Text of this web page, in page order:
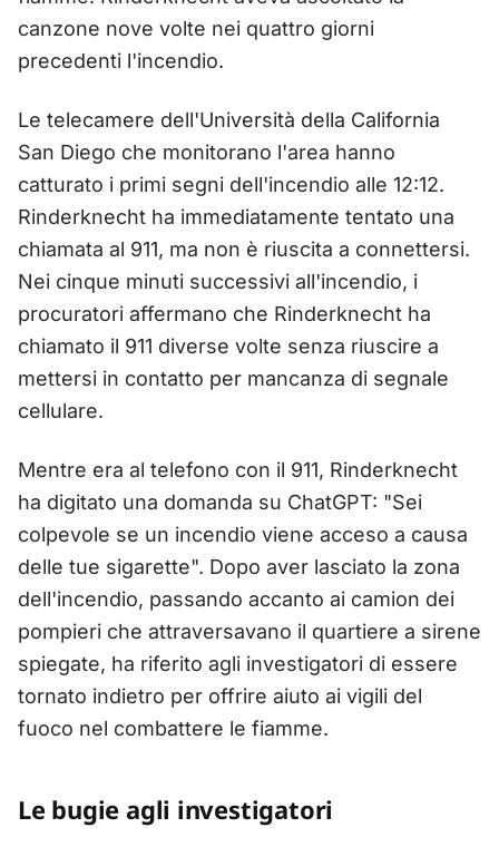
canzone nove volte nei quattro giorni
precedenti l'incendio.
Le telecamere dell'Università della California
San Diego che monitorano l'area hanno
catturato i primi segni dell'incendio alle 12:12.
Rinderknecht ha immediatamente tentato una
chiamata al 911, ma non è riuscita a connettersi.
Nei cinque minuti successivi all'incendio, i
procuratori affermano che Rinderknecht ha
chiamato il 911 diverse volte senza riuscire a
mettersi in contatto per mancanza di segnale
cellulare.
Mentre era al telefono con il 911, Rinderknecht
ha digitato una domanda su ChatGPT: "Sei
colpevole se un incendio viene acceso a causa
delle tue sigarette". Dopo aver lasciato la zona
dell'incendio, passando accanto ai camion dei
pompieri che attraversavano il quartiere a sirene
spiegate, ha riferito agli investigatori di essere
tornato indietro per offrire aiuto ai vigili del
fuoco nel combattere le fiamme.
Le bugie agli investigatori